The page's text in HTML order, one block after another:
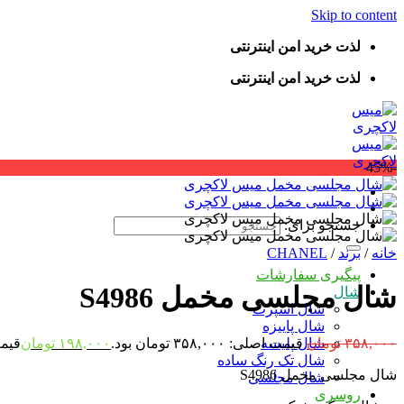
Skip to content
لذت خرید امن اینترنتی
لذت خرید امن اینترنتی
جستجو برای:
پیگیری سفارشات
شال
شال اسپرت
شال پاییزه
شال پلیسه
شال تک رنگ ساده
شال مجلسی
روسری
-45%
خانه / برند /
CHANEL
شال مجلسی مخمل S4986
۳۵۸,۰۰۰ تومان قیمت اصلی: ۳۵۸,۰۰۰ تومان بود. ۱۹۸,۰۰۰ تومانقیمت
شال مجلسی مخمل S4986